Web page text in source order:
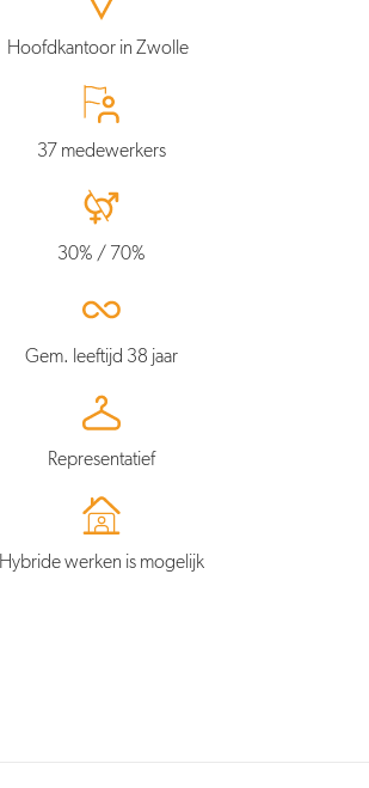
Hoofdkantoor in Zwolle
37 medewerkers
30% / 70%
Gem. leeftijd 38 jaar
Representatief
Hybride werken is mogelijk